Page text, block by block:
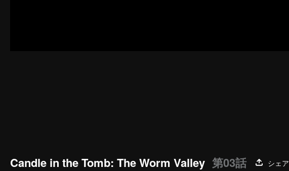
Candle in the Tomb: The Worm Valley 第03話
シェア